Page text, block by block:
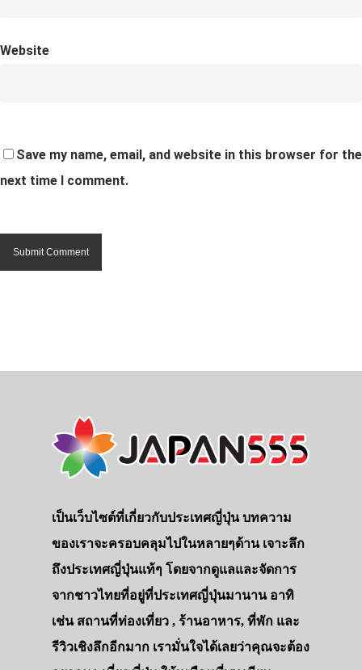
Website
Save my name, email, and website in this browser for the
next time I comment.
เป็นเว็บไซต์ที่เกี่ยวกับประเทศญี่ปุ่น บทความ
ของเราจะครอบคลุมไปในหลายๆด้าน เจาะลึก
ถึงประเทศญี่ปุ่นแท้ๆ โดยจากดูแลและจัดการ
จากชาวไทยที่อยู่ที่ประเทศญี่ปุ่นมานาน อาทิ
เช่น สถานที่ท่องเที่ยว , ร้านอาหาร, ที่พัก และ
รีวิวเชิงลึกอีกมาก เรามั่นใจได้เลยว่าคุณจะต้อง